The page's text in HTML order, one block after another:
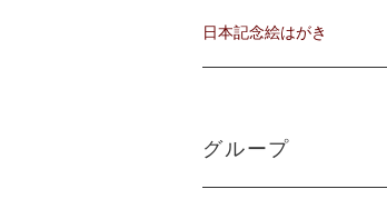
日本記念絵はがき
グループ